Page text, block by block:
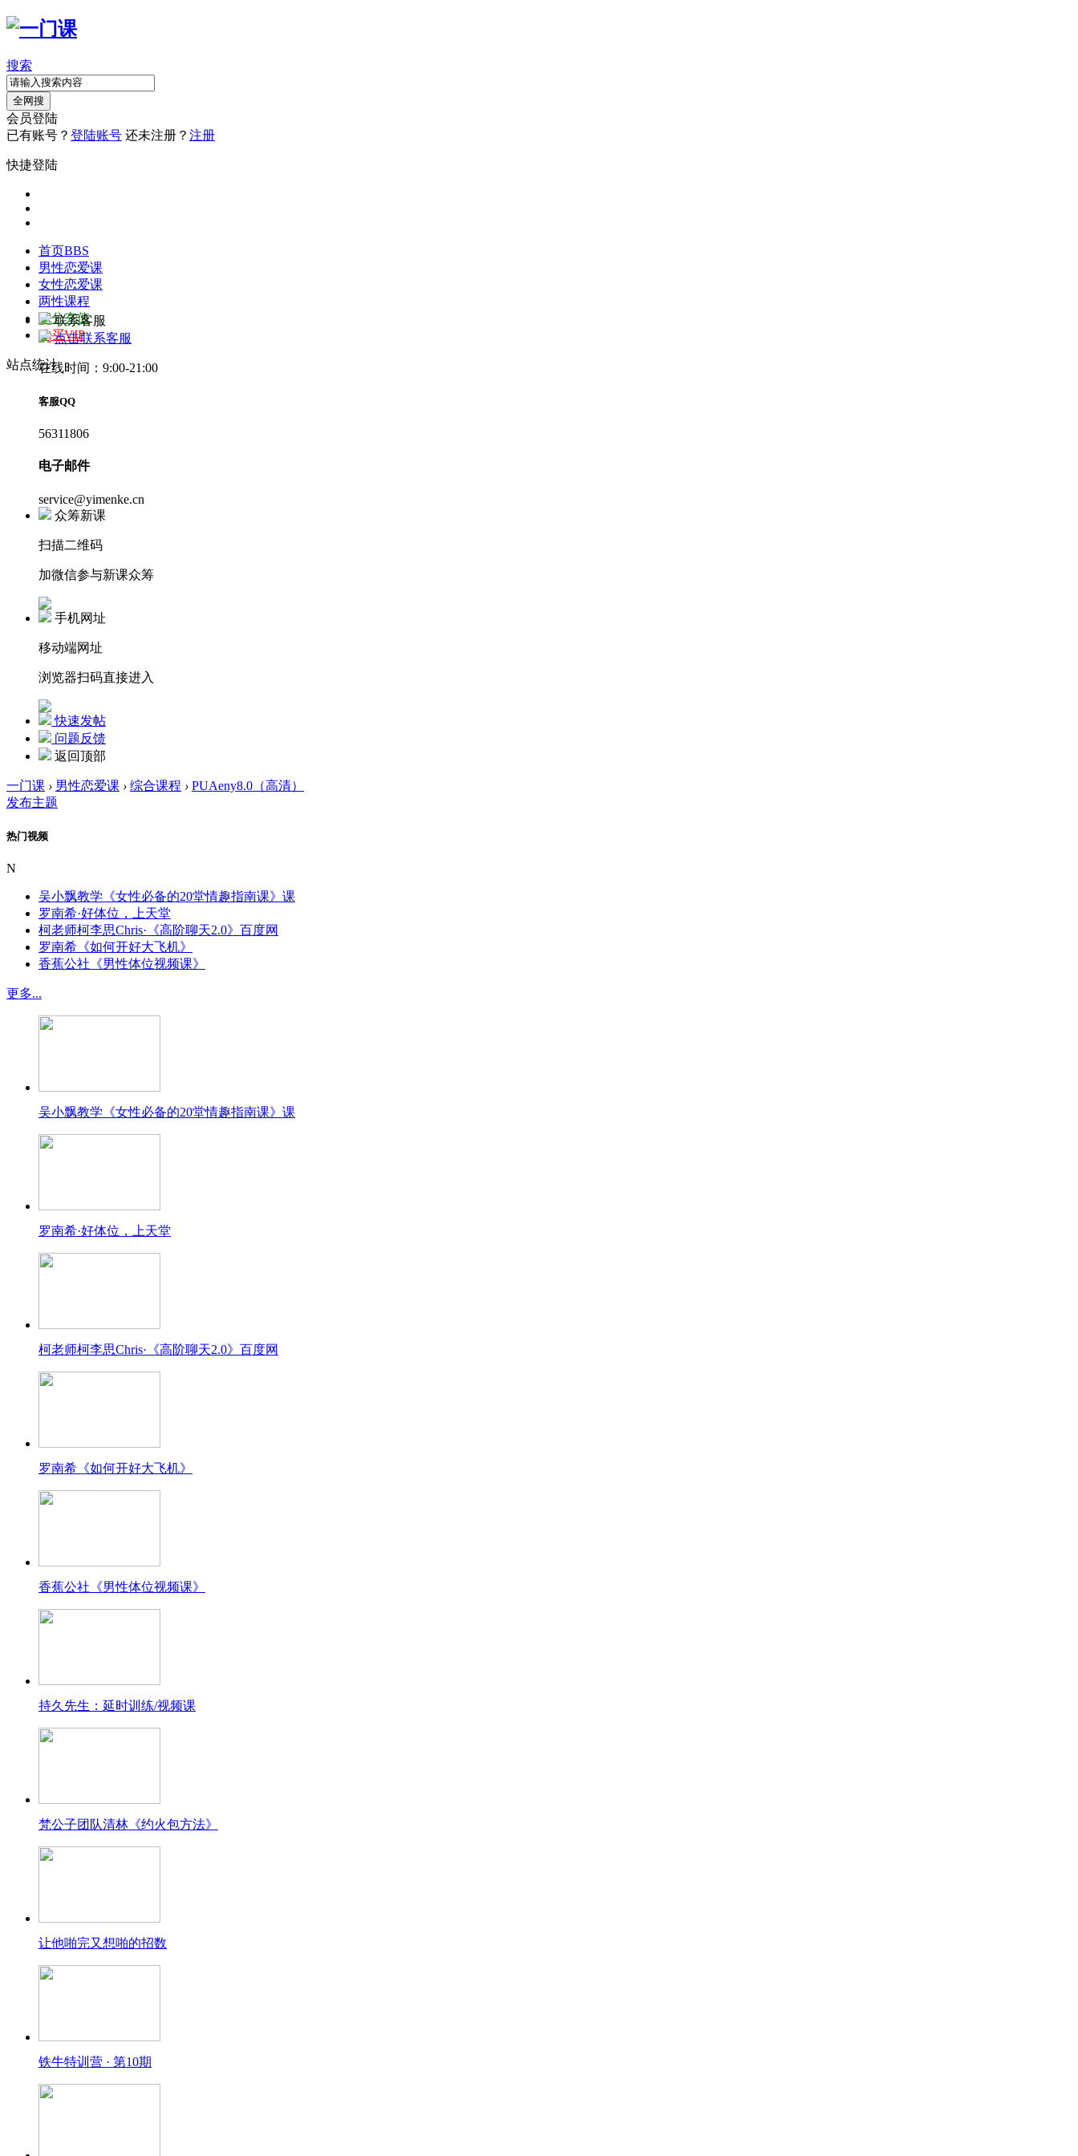
搜索
全网搜
会员登陆
已有账号？ 登陆账号 还未注册？ 注册
快捷登陆
首页BBS
男性恋爱课
女性恋爱课
两性课程
积分充值
购买VIP
站点统计
联系客服
点击联系客服
在线时间：9:00-21:00
客服QQ
56311806
电子邮件
service@yimenke.cn
众筹新课
扫描二维码
加微信参与新课众筹
手机网址
移动端网址
浏览器扫码直接进入
快速发帖
问题反馈
返回顶部
一门课 › 男性恋爱课 › 综合课程 › PUAeny8.0（高清）
发布主题
热门视频
N
吴小飘教学《女性必备的20堂情趣指南课》课
罗南希·好体位，上天堂
柯老师柯李思Chris·《高阶聊天2.0》百度网
罗南希《如何开好大飞机》
香蕉公社《男性体位视频课》
更多...
吴小飘教学《女性必备的20堂情趣指南课》课
罗南希·好体位，上天堂
柯老师柯李思Chris·《高阶聊天2.0》百度网
罗南希《如何开好大飞机》
香蕉公社《男性体位视频课》
持久先生：延时训练/视频课
梵公子团队清林《约火包方法》
让他啪完又想啪的招数
铁牛特训营 · 第10期